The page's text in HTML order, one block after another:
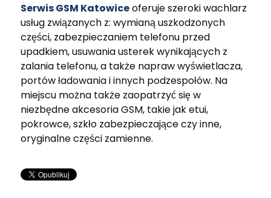
Serwis GSM Katowiceoferuje szeroki wachlarz
usług związanych z: wymianą uszkodzonych
części, zabezpieczaniem telefonu przed
upadkiem, usuwania usterek wynikających z
zalania telefonu, a także napraw wyświetlacza,
portów ładowania i innych podzespołów. Na
miejscu można także zaopatrzyć się w
niezbędne akcesoria GSM, takie jak etui,
pokrowce, szkło zabezpieczające czy inne,
oryginalne części zamienne.